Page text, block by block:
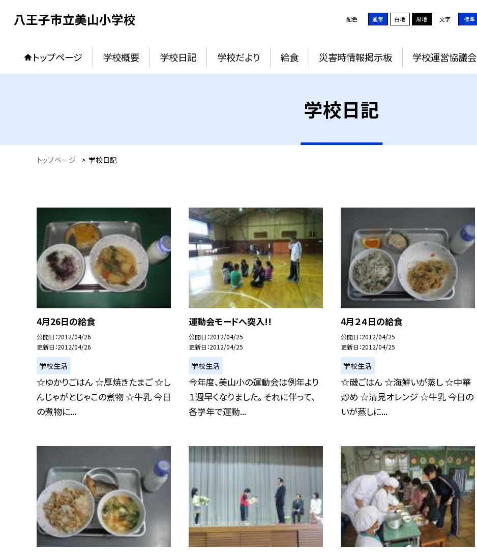
八王子市立美山小学校 配色 通常 白地 黒地 文字 標準
トップページ 学校概要 学校日記 学校だより 給食 災害時情報掲示板 学校運営協議会
学校日記
トップページ > 学校日記
4月26日の給食
公開日 2012/04/26
更新日 2012/04/26
学校生活
☆ゆかりごはん ☆厚焼きたまご ☆し
んじゃがとじゃこの煮物 ☆牛乳 今日
の煮物に...
運動会モードへ突入!!
公開日 2012/04/25
更新日 2012/04/25
学校生活
今年度、美山小の運動会は例年より
１週早くなりました。 それに伴って、
各学年で運動...
4月２４日の給食
公開日 2012/04/25
更新日 2012/04/25
学校生活
☆磯ごはん ☆海鮮いが蒸し ☆中華
炒め ☆清見オレンジ ☆牛乳 今日の
いが蒸しに...